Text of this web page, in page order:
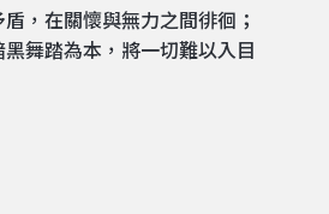
，在關懷與無力之間徘徊；
舞踏為本，將一切難以入目